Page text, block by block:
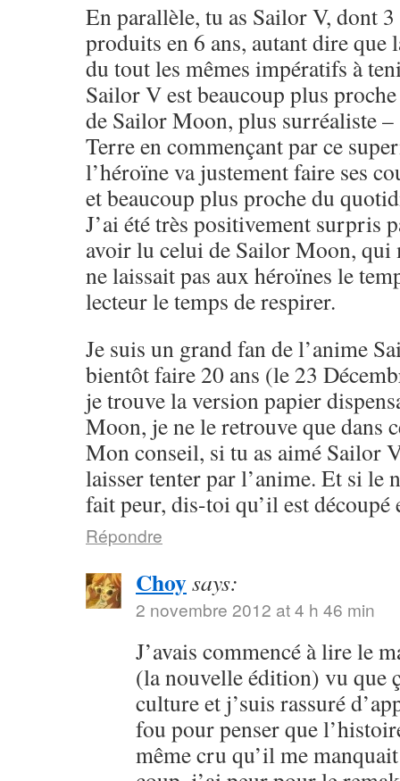
En parallèle, tu as Sailor V, dont
produits en 6 ans, autant dire que
du tout les mêmes impératifs à
Sailor V est beaucoup plus
de Sailor Moon, plus surréaliste
Terre en commençant par ce
l’héroïne va justement faire ses
et beaucoup plus proche du
J’ai été très positivement surpris
avoir lu celui de Sailor Moon, qui
ne laissait pas aux héroïnes le
lecteur le temps de respirer.
Je suis un grand fan de l’anime
bientôt faire 20 ans (le 23
je trouve la version papier
Moon, je ne le retrouve que dans
Mon conseil, si tu as aimé Sailor
laisser tenter par l’anime. Et si le
fait peur, dis-toi qu’il est découpé
Répondre
Choysays:
2 novembre 2012 at 4 h 46 min
J’avais commencé à lire le
(la nouvelle édition) vu que
culture et j’suis rassuré
fou pour penser que
même cru qu’il me